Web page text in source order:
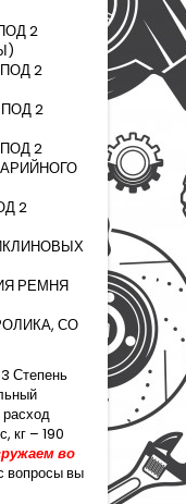
2
2
2
2
2
РЕМНЯ
СО
Степень
кг – 190
во
вопросы вы